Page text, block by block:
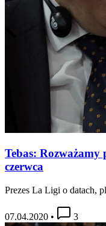
Tebas:
czerwca
Prezes La Ligi o datach,
07.04.2020 • 3